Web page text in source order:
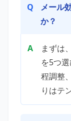
メール
か？
まずは
を5つ
程調整
りはテ